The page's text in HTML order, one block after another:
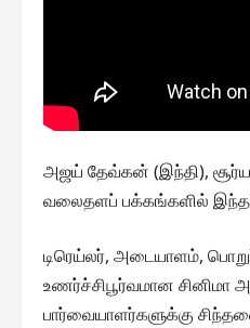
அஜய் தேவ்கன் (இந்தி),
வலைதளப் பக்கங்களில் இந்தப்
டிரெய்லர், அடையாளம்,
உணர்ச்சிபூர்வமான சினிமா
பார்வையாளர்களுக்கு